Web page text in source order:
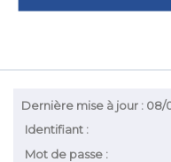
Dernière mise à jour : 08/
Identifiant :
Mot de passe :